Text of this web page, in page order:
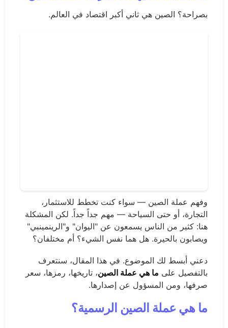
بصراحة؟ الصين هي ثاني أكبر اقتصاد في العالم.
وفهم عملة الصين — سواء كنت تخطط للاستثمار،
التجارة، أو حتى السياحة — مهم جداً جداً. لكن المشكلة
هنا: كثير من الناس يسمعون عن "اليوان" و"الرينمينبي"
ويصابون بالحيرة. هل هما نفس الشيء؟ أم مختلفان؟
دعني أبسط لك الموضوع. في هذا المقال، سنتعرف
بالتفصيل على ما هي عملة الصين، تاريخها، رمزها، سعر
صرفها، ومن المسؤول عن إصدارها.
ما هي عملة الصين الرسمية؟